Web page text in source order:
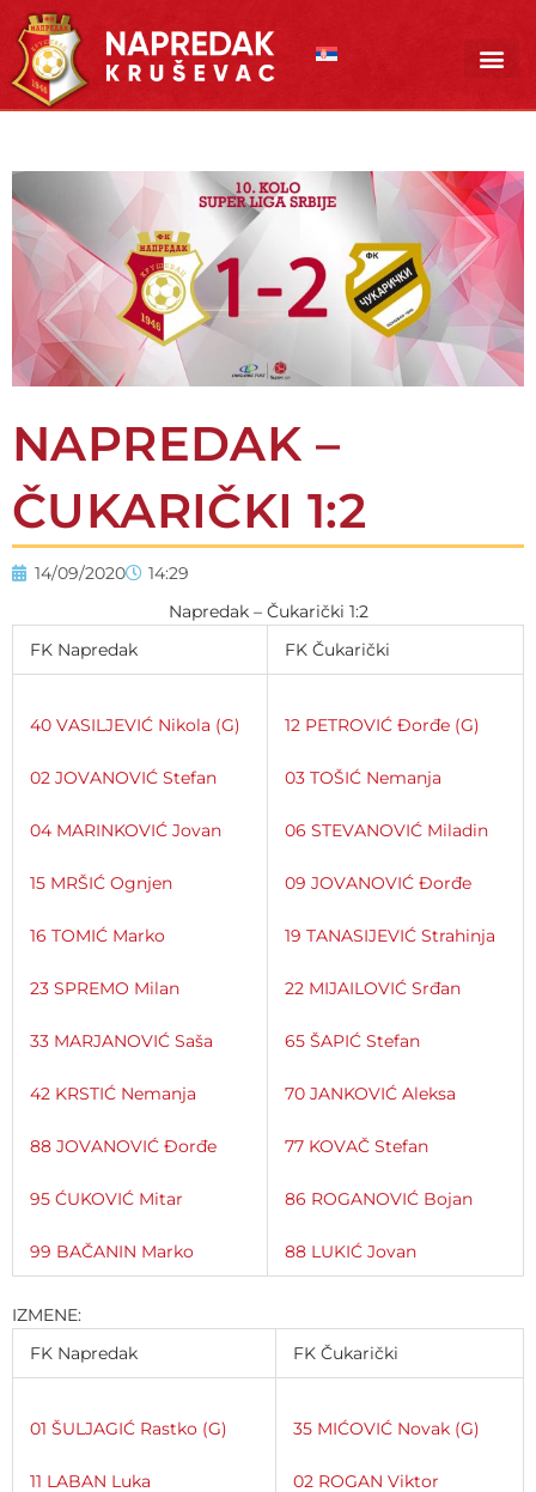
Pređi
na
sadržaj
NAPREDAK –
ČUKARIČKI 1:2
14/09/2020
14:29
Napredak – Čukarički 1:2
FK Napredak
FK Čukarički
40 VASILJEVIĆ Nikola (G)
02 JOVANOVIĆ Stefan
04 MARINKOVIĆ Jovan
15 MRŠIĆ Ognjen
16 TOMIĆ Marko
23 SPREMO Milan
33 MARJANOVIĆ Saša
42 KRSTIĆ Nemanja
88 JOVANOVIĆ Đorđe
95 ĆUKOVIĆ Mitar
99 BAČANIN Marko
12 PETROVIĆ Đorđe (G)
03 TOŠIĆ Nemanja
06 STEVANOVIĆ Miladin
09 JOVANOVIĆ Đorđe
19 TANASIJEVIĆ Strahinja
22 MIJAILOVIĆ Srđan
65 ŠAPIĆ Stefan
70 JANKOVIĆ Aleksa
77 KOVAČ Stefan
86 ROGANOVIĆ Bojan
88 LUKIĆ Jovan
IZMENE:
FK Napredak
FK Čukarički
01 ŠULJAGIĆ Rastko (G)
11 LABAN Luka
35 MIĆOVIĆ Novak (G)
02 ROGAN Viktor